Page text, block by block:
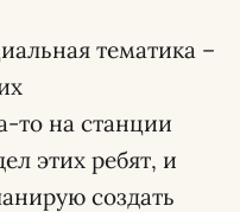
тематика –
то на станции
этих ребят, и
создать